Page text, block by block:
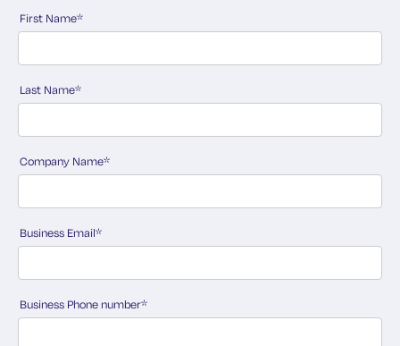
First Name*
Last Name*
Company Name*
Business Email*
Business Phone number*